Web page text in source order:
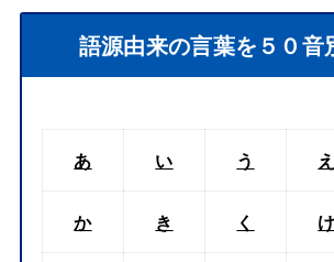
語源由来の言葉を５０音
あ い う え
か き く け